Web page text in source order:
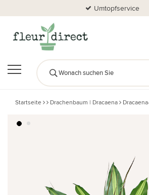
Umtopfservice
Startseite Drachenbaum | Dracaena